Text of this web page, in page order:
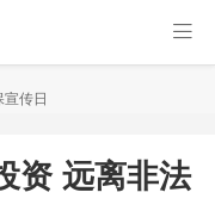
宣传日
资 远离非法